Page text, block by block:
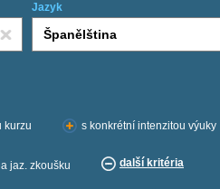
Jazyk
kurzu s konkrétní intenzitou výuky
jaz. zkoušku další kritéria